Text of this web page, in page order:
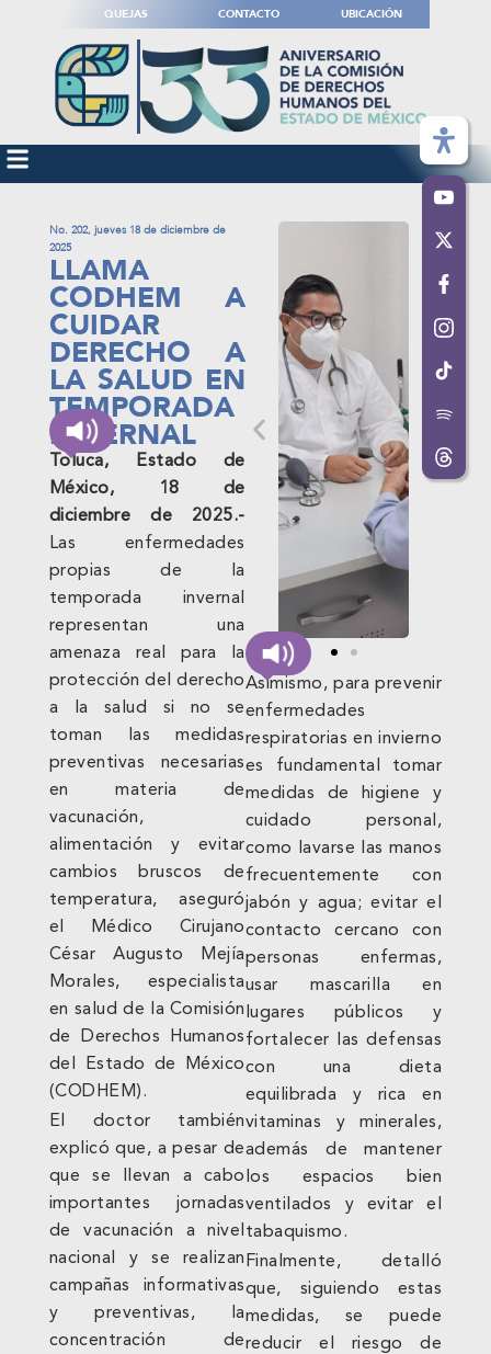
QUEJAS CONTACTO UBICACIÓN
No. 202, jueves 18 de diciembre de
2025
LLAMA
CODHEM A
CUIDAR
DERECHO A
LA SALUD EN
TEMPORADA
INVERNAL
Toluca, Estado de
México, 18 de
diciembre de 2025.-
Las enfermedades
propias de la
temporada invernal
representan una
amenaza real para la
protección del derecho
a la salud si no se
toman las medidas
preventivas necesarias
en materia de
vacunación,
alimentación y evitar
cambios bruscos de
temperatura, aseguró
el Médico Cirujano
César Augusto Mejía
Morales, especialista
en salud de la Comisión
de Derechos Humanos
del Estado de México
(CODHEM).
El doctor también
explicó que, a pesar de
que se llevan a cabo
importantes jornadas
de vacunación a nivel
nacional y se realizan
campañas informativas
y preventivas, la
concentración de
Asimismo, para prevenir
enfermedades
respiratorias en invierno
es fundamental tomar
medidas de higiene y
cuidado personal,
como lavarse las manos
frecuentemente con
jabón y agua; evitar el
contacto cercano con
personas enfermas,
usar mascarilla en
lugares públicos y
fortalecer las defensas
con una dieta
equilibrada y rica en
vitaminas y minerales,
además de mantener
los espacios bien
ventilados y evitar el
tabaquismo.
Finalmente, detalló
que, siguiendo estas
medidas, se puede
reducir el riesgo de